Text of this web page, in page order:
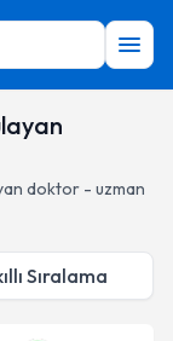
doktor - uzman
Sıralama